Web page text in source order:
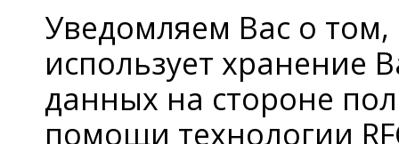
Уведомляем Вас о
использует хранение
данных на стороне
помощи технологии